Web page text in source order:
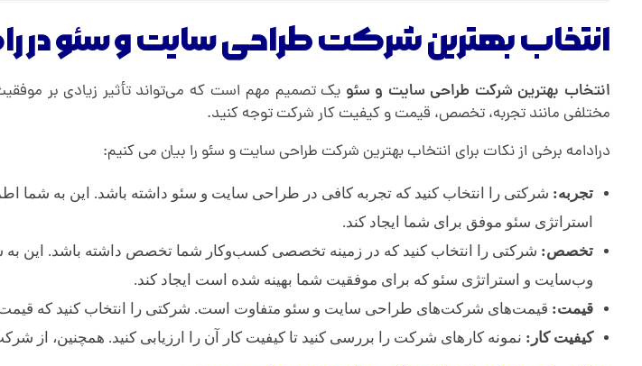
ت
و
س
ئ
و
ر
انتخاب بهترین شرکت طراحی سایت و سئو در
انتخاب بهترین شرکت طراحی سایت و سئو یک تصمیم مهم است که می‌تواند تأثیر زیادی بر
مختلفی مانند تجربه، تخصص، قیمت و کیفیت کار شرکت توجه کنید.
درادامه برخی از نکات برای انتخاب بهترین شرکت طراحی سایت و سئو را بیان می کنیم:
تجربه: شرکتی را انتخاب کنید که تجربه کافی در طراحی سایت و سئو داشته باشد. این به
استراتژی سئو موفق برای شما ایجاد کند.
تخصص: شرکتی را انتخاب کنید که در زمینه تخصصی کسب‌وکار شما تخصص داشته باشد. این
وب‌سایت و استراتژی سئو که برای موفقیت شما بهینه شده است ایجاد کند.
قیمت: قیمت‌های شرکت‌های طراحی سایت و سئو متفاوت است. شرکتی را انتخاب کنید که
کیفیت کار: نمونه کارهای شرکت را بررسی کنید تا کیفیت کار آن را ارزیابی کنید. همچنین، از